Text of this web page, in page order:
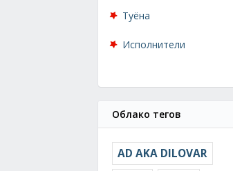
Туёна
Исполнители
Облако тегов
AD AKA DILOVAR